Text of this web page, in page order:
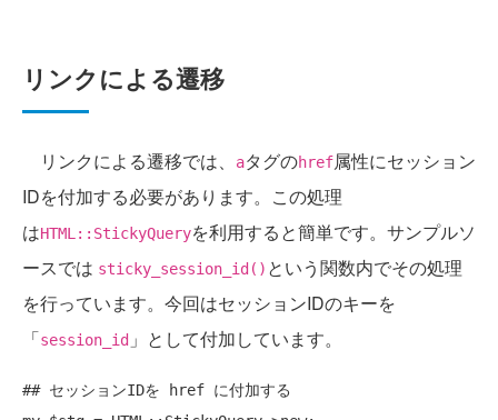
リンクによる遷移
リンクによる遷移では、 aタグのhref属性にセッション
IDを付加する必要があります。この処理
はHTML::StickyQueryを利用すると簡単です。サンプルソ
ースでは sticky_session_id() という関数内でその処理
を行っています。今回はセッションIDのキーを
「session_id 」として付加しています。
## セッションIDを href に付加する